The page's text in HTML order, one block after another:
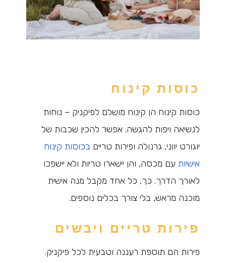
כוסות קינוח
כוסות קינוח הן קינוח מושלם לפיקניק – נוחות
לנשיאה ויפות להגשה. אפשר להכין שכבות של
יוגורט יווני, גרנולה ופירות טריים בכוסות קינוח
אישיות עם מכסה, והן יישארו טריות ולא יישפכו
לאורך הדרך. כך, כל אחד מקבל מנה אישית
מוכנה מראש, בלי צורך בכלים נוספים.
פירות טריים ויבשים
פירות הם תוספת רעננה וטבעית לכל פיקניק.